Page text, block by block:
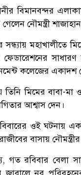
বিমানবন্দর
গেলেন নৌমন্ত্রী
সন্ধ্যায় মহাখালীতে
ফেডারেশনের
কলেজের একাদশ
মিমের বাবা-মা
আশ্বাস দেন।
ওই ঘটনায়
বাসায়
গত রবিবার বেলা